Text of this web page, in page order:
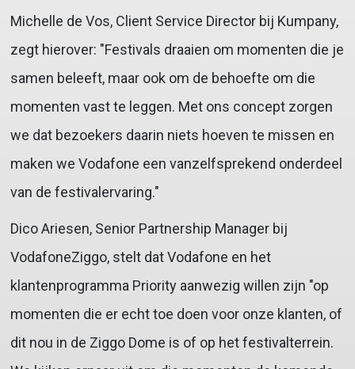
Michelle de Vos, Client Service Director bij Kumpany,
zegt hierover: "Festivals draaien om momenten die je
samen beleeft, maar ook om de behoefte om die
momenten vast te leggen. Met ons concept zorgen
we dat bezoekers daarin niets hoeven te missen en
maken we Vodafone een vanzelfsprekend onderdeel
van de festivalervaring."
Dico Ariesen, Senior Partnership Manager bij
VodafoneZiggo, stelt dat Vodafone en het
klantenprogramma Priority aanwezig willen zijn "op
momenten die er echt toe doen voor onze klanten, of
dit nou in de Ziggo Dome is of op het festivalterrein.